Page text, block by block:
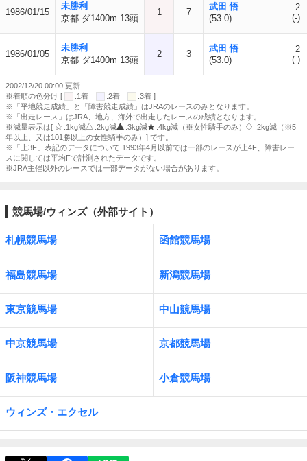
1986/01/15
未勝利
京都 ダ1400m 13頭
1 7
武田 悟
(53.0)
2
(-)
1986/01/05
未勝利
京都 ダ1400m 13頭
2 3
武田 悟
(53.0)
2
(-)
2002/12/20 00:00 更新
※着順の色分け [
:1着 :2着
:3着 ]
※「平地競走成績」と「障害競走成績」はJRAのレースのみとなります。
※「出走レース」はJRA、地方、海外で出走したレースの成績となります。
※減量表示は[
:1kg減 :2kg減 :3kg減 :4kg減（※女性騎手のみ）
:2kg減（※5
年以上、又は101勝以上の女性騎手のみ）] です。
※「上3F」表記のデータについて 1993年4月以前では一部のレースが上4F、障害レー
スに関しては平均Fで計測されたデータです。
※JRA主催以外のレースでは一部データがない場合があります。
競馬場/ウィンズ（外部サイト）
札幌競馬場 函館競馬場
福島競馬場 新潟競馬場
東京競馬場 中山競馬場
中京競馬場 京都競馬場
阪神競馬場 小倉競馬場
ウィンズ・エクセル